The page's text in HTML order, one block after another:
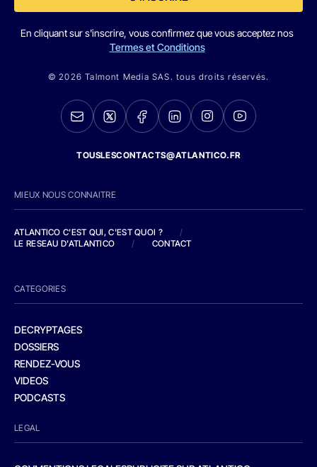
En cliquant sur s'inscrire, vous confirmez que vous acceptez nos
Termes et Conditions
© 2026 Talmont Media SAS. tous droits réservés.
TOUSLESCONTACTS@ATLANTICO.FR
MIEUX NOUS CONNAITRE
ATLANTICO C'EST QUI, C'EST QUOI ?
/
LE RESEAU D'ATLANTICO
/ CONTACT
CATEGORIES
DECRYPTAGES
DOSSIERS
RENDEZ-VOUS
VIDEOS
PODCASTS
LEGAL